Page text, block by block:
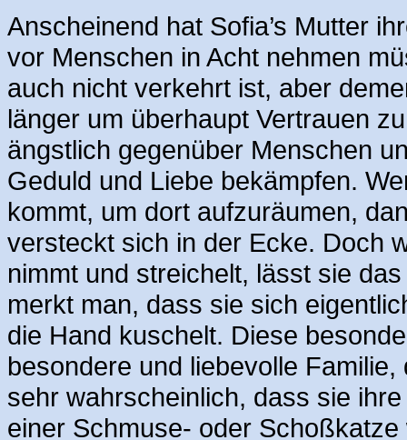
Anscheinend hat Sofia’s Mutter
vor Menschen in Acht nehmen
auch nicht verkehrt ist, aber
länger um überhaupt Vertrauen
ängstlich gegenüber Menschen
Geduld und Liebe bekämpfen.
kommt, um dort aufzuräumen,
versteckt sich in der Ecke. Doch
nimmt und streichelt, lässt sie
merkt man, dass sie sich
die Hand kuschelt. Diese
besondere und liebevolle
sehr wahrscheinlich, dass sie
einer Schmuse- oder